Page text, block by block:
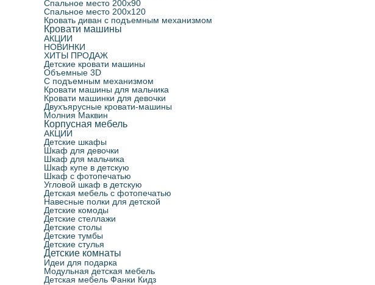
Спальное место 200х90
Спальное место 200х120
Кровать диван с подъемным механизмом
Кровати машины
АКЦИИ
НОВИНКИ
ХИТЫ ПРОДАЖ
Детские кровати машины
Объемные 3D
С подъемным механизмом
Кровати машины для мальчика
Кровати машинки для девочки
Двухъярусные кровати-машины
Молния Маквин
Корпусная мебель
АКЦИИ
Детские шкафы
Шкаф для девочки
Шкаф для мальчика
Шкаф купе в детскую
Шкаф с фотопечатью
Угловой шкаф в детскую
Детская мебель с фотопечатью
Навесные полки для детской
Детские комоды
Детские стеллажи
Детские столы
Детские тумбы
Детские стулья
Детские комнаты
Идеи для подарка
Модульная детская мебель
Детская мебель Фанки Кидз